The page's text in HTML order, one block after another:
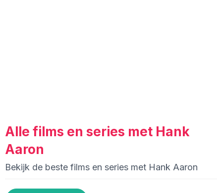
Alle films en series met Hank
Aaron
Bekijk de beste films en series met Hank Aaron